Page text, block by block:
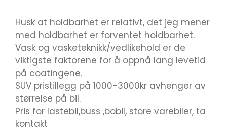
Husk at holdbarhet er relativt, det jeg mener
med holdbarhet er forventet holdbarhet.
Vask og vasketeknikk/vedlikehold er de
viktigste faktorene for å oppnå lang levetid
på coatingene.
SUV pristillegg på 1000-3000kr avhenger av
størrelse på bil.
Pris for lastebil,buss ,bobil, store varebiler, ta
kontakt